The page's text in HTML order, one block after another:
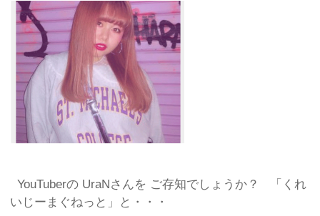
YouTuberの UraNさんを ご存知でしょうか？ 「くれ
いじーまぐねっと」と・・・